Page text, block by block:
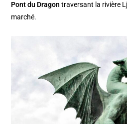
Pont du Dragon traversant la rivière
marché.